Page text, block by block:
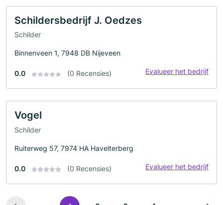
Schildersbedrijf J. Oedzes
Schilder
Binnenveen 1, 7948 DB Nijeveen
0.0 (0 Recensies) Evalueer het bedrijf
Vogel
Schilder
Ruiterweg 57, 7974 HA Havelterberg
0.0 (0 Recensies) Evalueer het bedrijf